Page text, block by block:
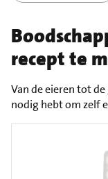
recept te
Van de eieren tot de
nodig hebt om zelf